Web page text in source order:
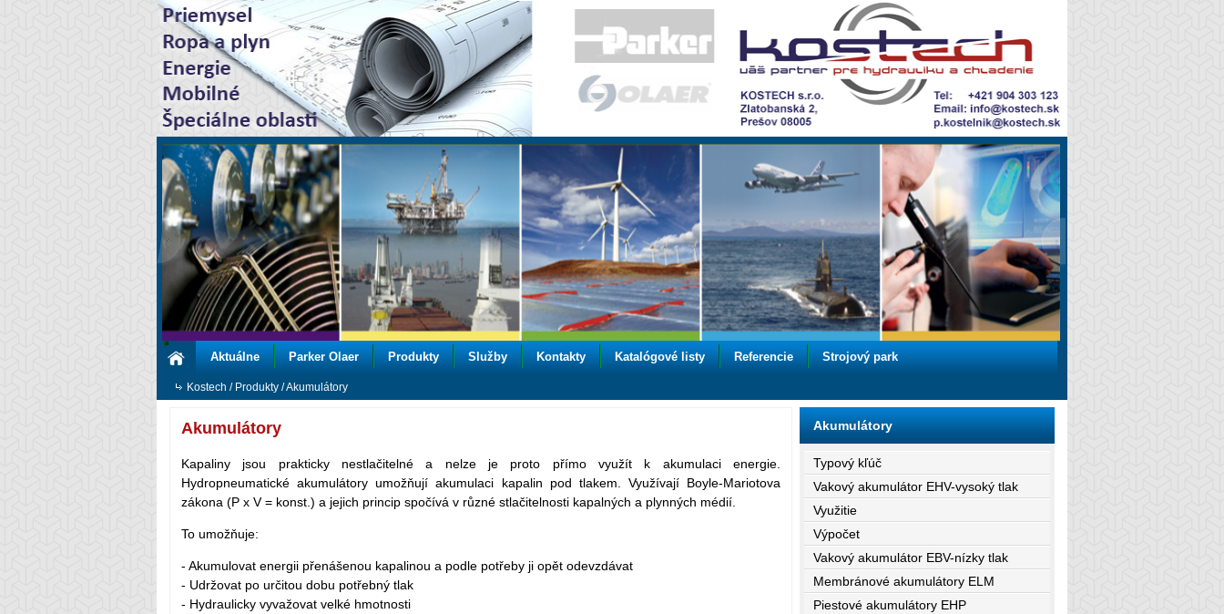
Aktuálne Parker Olaer Produkty Služby Kontakty Katalógové listy Referencie Strojový park
Kostech / Produkty /Akumulátory
Akumulátory
Kapaliny jsou prakticky nestlačitelné a nelze je proto přímo využít k akumulaci energie.
Hydropneumatické akumulátory umožňují akumulaci kapalin pod tlakem. Využívají Boyle-Mariotova
zákona (P x V = konst.) a jejich princip spočívá v různé stlačitelnosti kapalných a plynných médií.
To umožňuje:
- Akumulovat energii přenášenou kapalinou a podle potřeby ji opět odevzdávat
- Udržovat po určitou dobu potřebný tlak
- Hydraulicky vyvažovat velké hmotnosti
Akumulátory
Typový kľúč
Vakový akumulátor EHV-vysoký tlak
Využitie
Výpočet
Vakový akumulátor EBV-nízky tlak
Membránové akumulátory ELM
Piestové akumulátory EHP